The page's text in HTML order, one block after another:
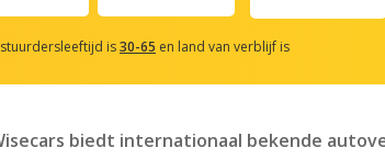
is30-65 en land van verblijf is
biedt internationaal bekende